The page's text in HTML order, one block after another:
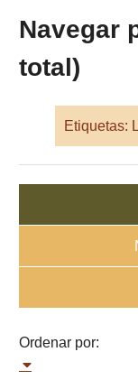
Navegar
total)
Etiquetas:
Ordenar por: